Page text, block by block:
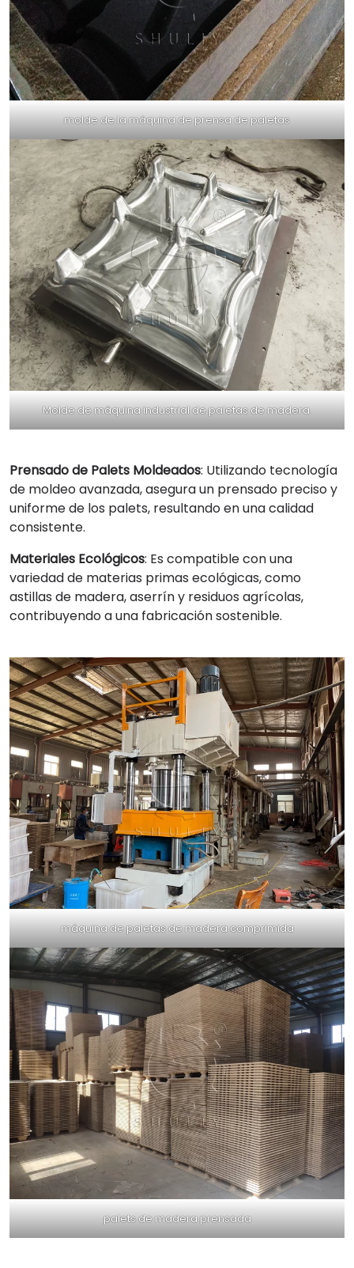
molde de la máquina de prensa de paletas
Molde de máquina industrial de paletas de madera.
Prensado de Palets Moldeados: Utilizando tecnología
de moldeo avanzada, asegura un prensado preciso y
uniforme de los palets, resultando en una calidad
consistente.
Materiales Ecológicos: Es compatible con una
variedad de materias primas ecológicas, como
astillas de madera, aserrín y residuos agrícolas,
contribuyendo a una fabricación sostenible.
máquina de paletas de madera comprimida
palets de madera prensada